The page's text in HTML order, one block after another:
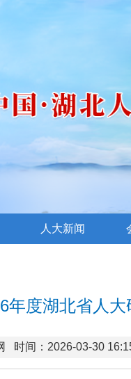
人大新闻
年度湖北省人
时间：2026-03-30